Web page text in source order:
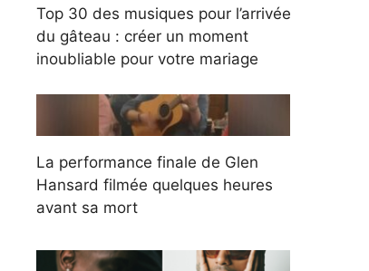
Top 30 des musiques pour l’arrivée
du gâteau : créer un moment
inoubliable pour votre mariage
La performance finale de Glen
Hansard filmée quelques heures
avant sa mort